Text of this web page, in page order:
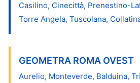
Casilino, Cinecittà, Prenestino-
Torre Angela, Tuscolana,
GEOMETRA ROMA OVEST
Aurelio, Monteverde, Balduina,